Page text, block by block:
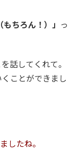
もちろん！）」
っ
話してくれて。
ことができまし
したね。